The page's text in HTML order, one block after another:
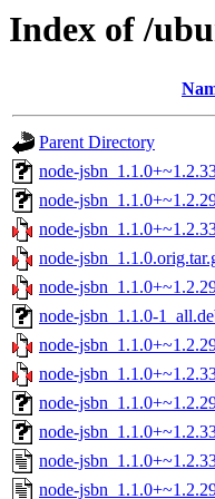
Index of /
Parent Directory
node-
node-
node-
node-
node-
node-jsbn_1.1.0-
node-
node-
node-
node-
node-
node-